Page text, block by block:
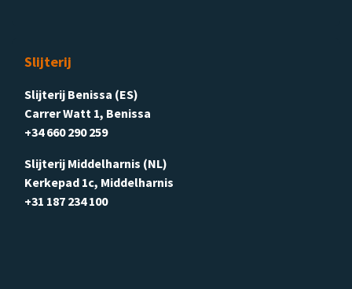
Slijterij
Slijterij Benissa (ES)
Carrer Watt 1, Benissa
+34 660 290 259
Slijterij Middelharnis (NL)
Kerkepad 1c, Middelharnis
+31 187 234 100